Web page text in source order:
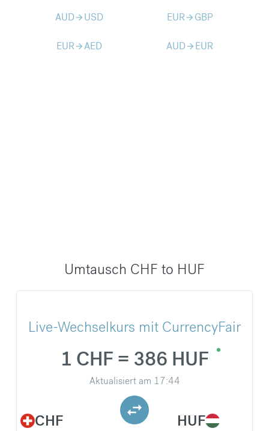
AUDarrow_forward USD EURarrow_forward GBP
EURarrow_forwardAED AUDarrow_forward EUR
Umtausch CHF to HUF
Live-Wechselkurs mit CurrencyFair
CHF
1 CHF = 386 HUF
Aktualisiert am 17:44
HUF